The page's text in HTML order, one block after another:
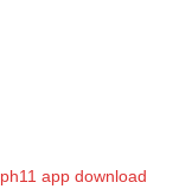
ph11 app download